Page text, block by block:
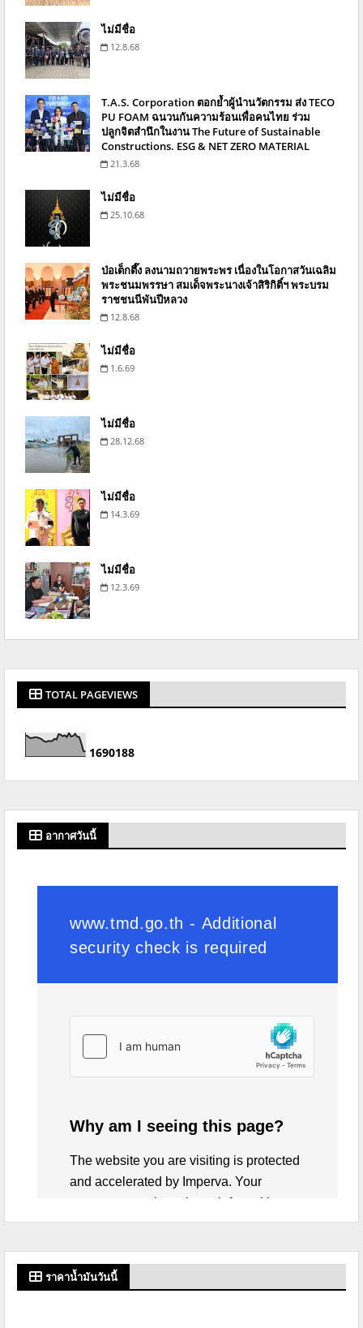
ไม่มีชื่อ
12.8.68
T.A.S. Corporation ตอกย้ำผู้นำนวัตกรรม ส่ง TECO
PU FOAM ฉนวนกันความร้อนเพื่อคนไทย ร่วม
ปลูกจิตสำนึกในงาน The Future of Sustainable
Constructions. ESG & NET ZERO MATERIAL
21.3.68
ไม่มีชื่อ
25.10.68
ป่อเต็กตึ๊ง ลงนามถวายพระพร เนื่องในโอกาสวันเฉลิม
พระชนมพรรษา สมเด็จพระนางเจ้าสิริกิติ์ฯ พระบรม
ราชชนนีพันปีหลวง
12.8.68
ไม่มีชื่อ
1.6.69
ไม่มีชื่อ
28.12.68
ไม่มีชื่อ
14.3.69
ไม่มีชื่อ
12.3.69
TOTAL PAGEVIEWS
1690188
อากาศวันนี้
ราคาน้ำมันวันนี้